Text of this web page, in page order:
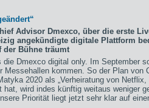
Advisor Dmexco, über die erste
angekündigte digitale Plattform
der Bühne träumt
die Dmexco digital only. Im September
Messehallen kommen. So der Plan von
2020 als „Verheiratung von
hat, wird indes künftig weitaus weniger
Priorität liegt jetzt sehr klar auf